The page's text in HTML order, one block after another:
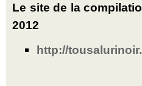
Le site de la
2012
http://